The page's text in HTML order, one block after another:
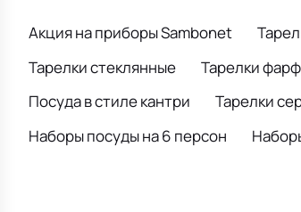
Акция на приборы Sambonet
Тарелки стеклянные
Тарелки
Посуда в стиле кантри
Тарелки
Наборы посуды на 6 персон